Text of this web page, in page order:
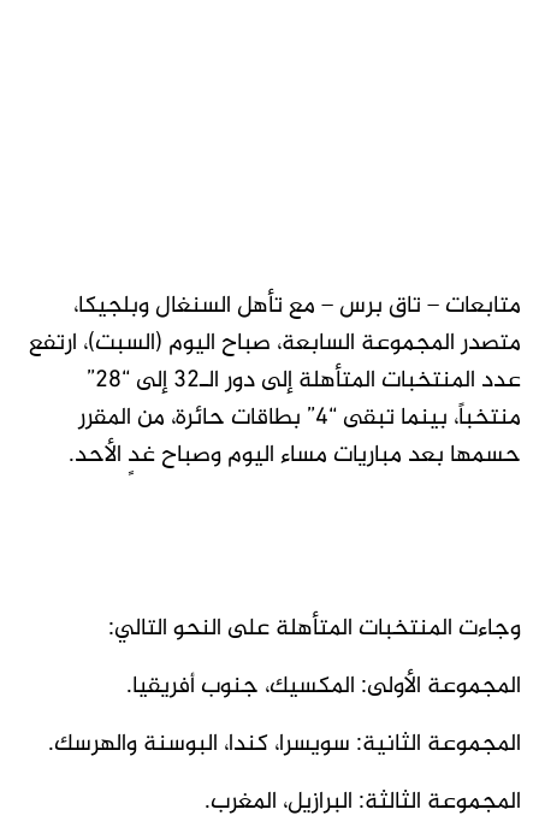
متابعات – تاق برس – مع تأهل السنغال وبلجيكا،
متصدر المجموعة السابعة، صباح اليوم (السبت)، ارتفع
عدد المنتخبات المتأهلة إلى دور الـ32 إلى “28”
منتخباً، بينما تبقى “4” بطاقات حائرة، من المقرر
حسمها بعد مباريات مساء اليوم وصباح غدٍ الأحد.
وجاءت المنتخبات المتأهلة على النحو التالي:
المجموعة الأولى: المكسيك، جنوب أفريقيا.
المجموعة الثانية: سويسرا، كندا، البوسنة والهرسك.
المجموعة الثالثة: البرازيل، المغرب.